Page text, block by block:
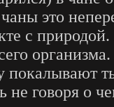
чаны это
с
покалывают
не говоря о